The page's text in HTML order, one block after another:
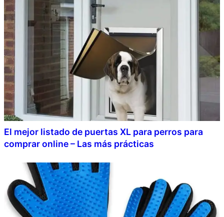
El mejor listado de puertas XL para perros para
comprar online – Las más prácticas